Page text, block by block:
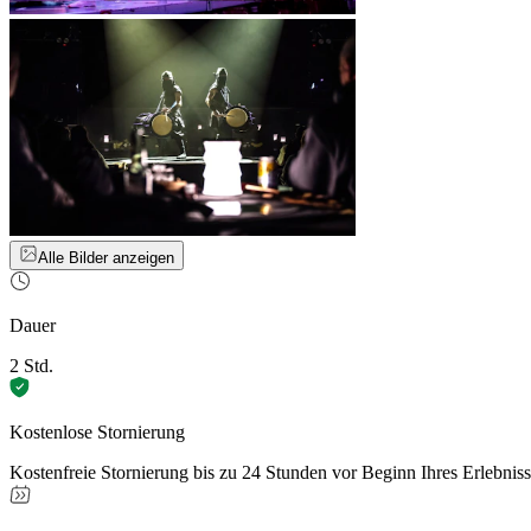
Alle Bilder anzeigen
Dauer
2 Std.
Kostenlose Stornierung
Kostenfreie Stornierung bis zu 24 Stunden vor Beginn Ihres